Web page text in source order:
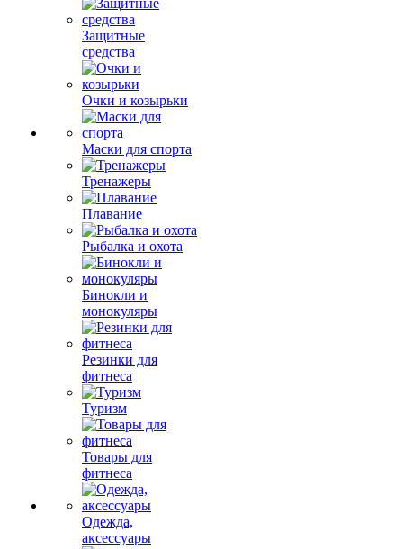
Защитные
средства
Очки и козырьки
Маски для спорта
Тренажеры
Плавание
Рыбалка и охота
Бинокли и
монокуляры
Резинки для
фитнеса
Туризм
Товары для
фитнеса
Одежда,
аксессуары